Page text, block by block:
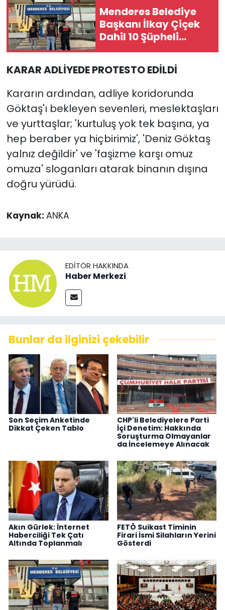
Menderes Belediye
Başkanı İlkay Çiçek
Dahil 10 Şüpheli
Tutuklandı
KARAR ADLİYEDE PROTESTO EDİLDİ
Kararın ardından, adliye koridorunda
Göktaş'ı bekleyen sevenleri, meslektaşları
ve yurttaşlar; 'kurtuluş yok tek başına, ya
hep beraber ya hiçbirimiz', 'Deniz Göktaş
yalnız değildir' ve 'faşizme karşı omuz
omuza' sloganları atarak binanın dışına
doğru yürüdü.
Kaynak: ANKA
EDITÖR HAKKINDA
Haber Merkezi
Bunlar da ilginizi çekebilir
Son Seçim Anketinde
Dikkat Çeken Tablo
CHP'li Belediyelere Parti
İçi Denetim: Hakkında
Soruşturma Olmayanlar
da İncelemeye Alınacak
Akın Gürlek: İnternet
Haberciliği Tek Çatı
Altında Toplanmalı
FETÖ Suikast Timinin
Firari İsmi Silahların Yerini
Gösterdi